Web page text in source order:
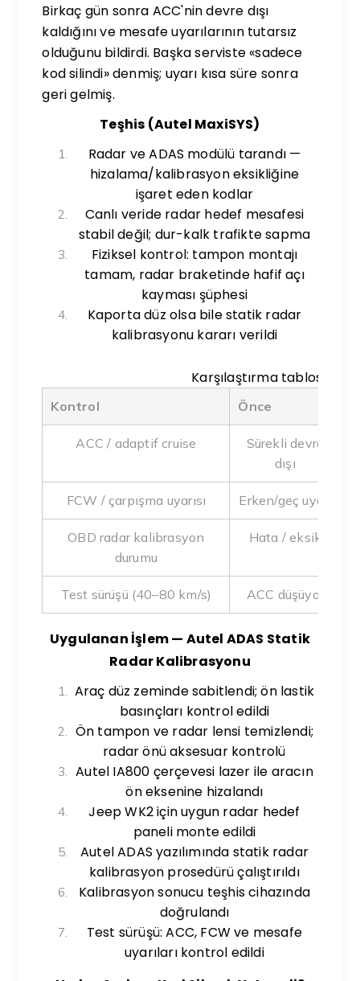
Birkaç gün sonra ACC'nin devre dışı
kaldığını ve mesafe uyarılarının tutarsız
olduğunu bildirdi. Başka serviste «sadece
kod silindi» denmiş; uyarı kısa süre sonra
geri gelmiş.
Teşhis (Autel MaxiSYS)
Radar ve ADAS modülü tarandı —
hizalama/kalibrasyon eksikliğine
işaret eden kodlar
Canlı veride radar hedef mesafesi
stabil değil; dur-kalk trafikte sapma
Fiziksel kontrol: tampon montajı
tamam, radar braketinde hafif açı
kayması şüphesi
Kaporta düz olsa bile statik radar
kalibrasyonu kararı verildi
Karşılaştırma tablosu
Kontrol Önce
ACC / adaptif cruise
Sürekli devre
dışı
FCW / çarpışma uyarısı Erken/geç uyarı
OBD radar kalibrasyon
durumu
Hata / eksik
Test sürüşü (40–80 km/s) ACC düşüyor
Uygulanan İşlem — Autel ADAS Statik
Radar Kalibrasyonu
Araç düz zeminde sabitlendi; ön lastik
basınçları kontrol edildi
Ön tampon ve radar lensi temizlendi;
radar önü aksesuar kontrolü
Autel IA800 çerçevesi lazer ile aracın
ön eksenine hizalandı
Jeep WK2 için uygun radar hedef
paneli monte edildi
Autel ADAS yazılımında statik radar
kalibrasyon prosedürü çalıştırıldı
Kalibrasyon sonucu teşhis cihazında
doğrulandı
Test sürüşü: ACC, FCW ve mesafe
uyarıları kontrol edildi